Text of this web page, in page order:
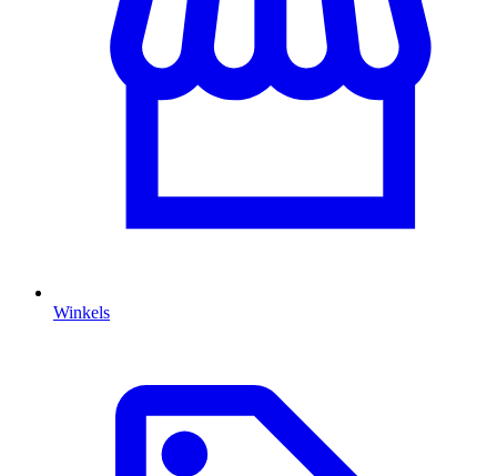
Winkels